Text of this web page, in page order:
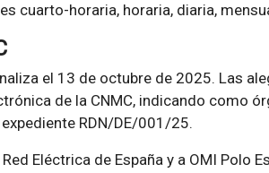
cuarto-horaria, horaria, diaria,
el 13 de octubre de 2025. Las
de la CNMC, indicando como
RDN/DE/001/25.
Eléctrica de España y a OMI Polo